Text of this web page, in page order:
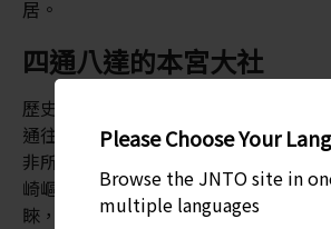
Please Choose Your
Browse the JNTO site in
multiple languages
居。
四通八達的本宮大社
歷史悠久的
上的
通往
熊野本宮大社神社
，並抵達神
非所有遊客均能夠像古代朝聖者般，
崎嶇不平的山路。時至今日，神社備
睞，在新年期間尤其擠擁。